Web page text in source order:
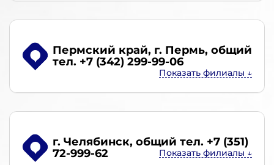
Пермский край, г. Пермь, общий
тел. +7 (342) 299-99-06
г. Челябинск, общий тел. +7 (351)
72-999-62